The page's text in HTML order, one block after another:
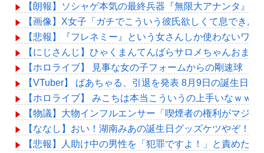
【朗報】ソシャゲ本気の最終兵器『無限大アナンタ』
【画像】X女子「ガチでこういう彼氏欲しくて息できん
【悲報】『フレネミー』という女さんしか使わないワ
【にじさんじ】ひゃくまんてんばらサロメちゃんおま
【ホロライブ】 見事な女の子フォームからの剛速球
【VTuber】 ばあちゃる、引退を発表 8月9日の誕生日
【ホロライブ】 みこちは本当こういうの上手いなｗｗｗ
【物議】大物インフルエンサー「喫煙者の権利がマジ
【ななし】おい！湖南みあの誕生日グッズケツやぞ！
【悲報】人助け中の男性を「犯罪ですよ！」と責めた